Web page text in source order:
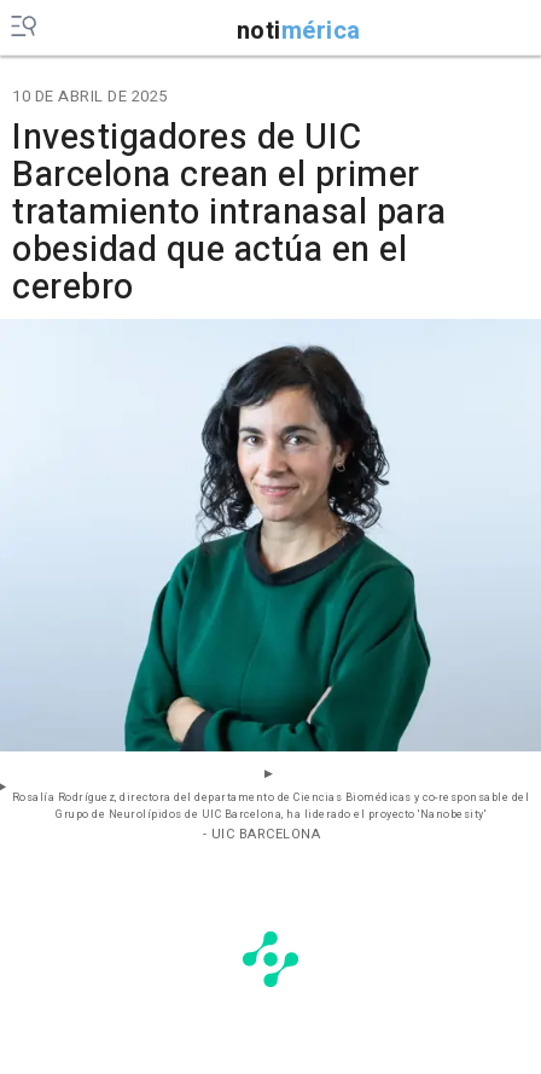
notimérica
10 DE ABRIL DE 2025
Investigadores de UIC
Barcelona crean el primer
tratamiento intranasal para
obesidad que actúa en el
cerebro
Rosalía Rodríguez, directora del departamento de Ciencias Biomédicas y co-responsable del
Grupo de Neurolípidos de UIC Barcelona, ha liderado el proyecto 'Nanobesity'
- UIC BARCELONA